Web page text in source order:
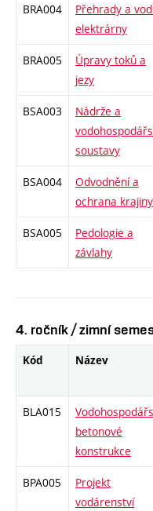
BRA004
Přehrady a
elektrárny
BRA005
Úpravy toků a
jezy
BSA003
Nádrže a
soustavy
BSA004
Odvodnění a
ochrana krajiny
BSA005
Pedologie a
závlahy
4. ročník / zimní
Kód Název
BLA015
betonové
konstrukce
BPA005
Projekt
vodárenství